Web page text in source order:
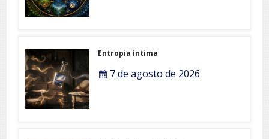
Entropia íntima
7 de agosto de 2026